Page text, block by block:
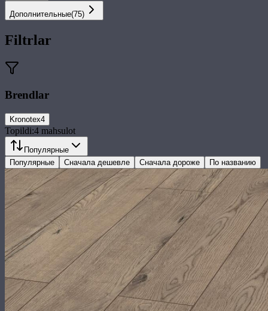
Дополнительные(75)
Filtrlar
Brendlar
Kronotex4
Topildi:4 mahsulot
Популярные
Популярные
Сначала дешевле Сначала дороже По названию